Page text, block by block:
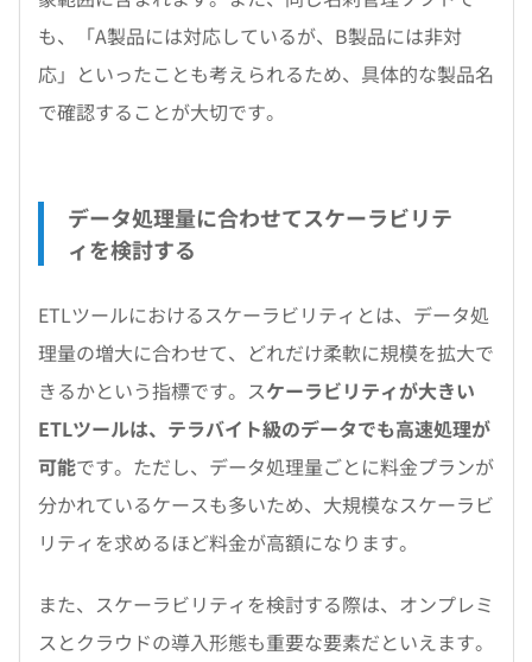
も、「A製品には対応しているが、B製品には非対
応」といったことも考えられるため、具体的な製品名
で確認することが大切です。
データ処理量に合わせてスケーラビリテ
ィを検討する
ETLツールにおけるスケーラビリティとは、データ処
理量の増大に合わせて、どれだけ柔軟に規模を拡大で
きるかという指標です。スケーラビリティが大きい
ETLツールは、テラバイト級のデータでも高速処理が
可能です。ただし、データ処理量ごとに料金プランが
分かれているケースも多いため、大規模なスケーラビ
リティを求めるほど料金が高額になります。
また、スケーラビリティを検討する際は、オンプレミ
スとクラウドの導入形態も重要な要素だといえます。